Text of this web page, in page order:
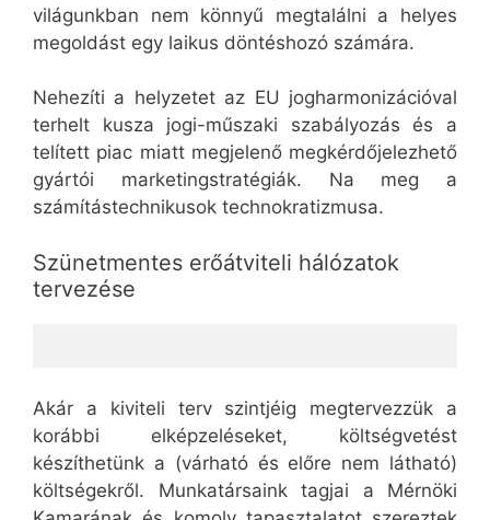
világunkban nem könnyű megtalálni a helyes
megoldást egy laikus döntéshozó számára.
Nehezíti a helyzetet az EU jogharmonizációval
terhelt kusza jogi-műszaki szabályozás és a
telített piac miatt megjelenő megkérdőjelezhető
gyártói marketingstratégiák. Na meg a
számítástechnikusok technokratizmusa.
Szünetmentes erőátviteli hálózatok
tervezése
Akár a kiviteli terv szintjéig megtervezzük a
korábbi elképzeléseket, költségvetést
készíthetünk a (várható és előre nem látható)
költségekről. Munkatársaink tagjai a Mérnöki